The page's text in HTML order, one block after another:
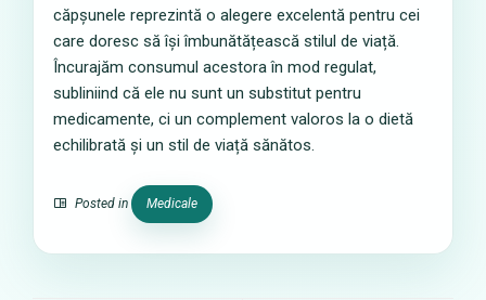
căpșunele reprezintă o alegere excelentă pentru cei
care doresc să își îmbunătățească stilul de viață.
Încurajăm consumul acestora în mod regulat,
subliniind că ele nu sunt un substitut pentru
medicamente, ci un complement valoros la o dietă
echilibrată și un stil de viață sănătos.
Posted in Medicale